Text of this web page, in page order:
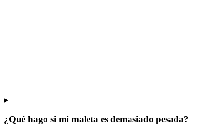
¿Qué hago si mi maleta es demasiado pesada?